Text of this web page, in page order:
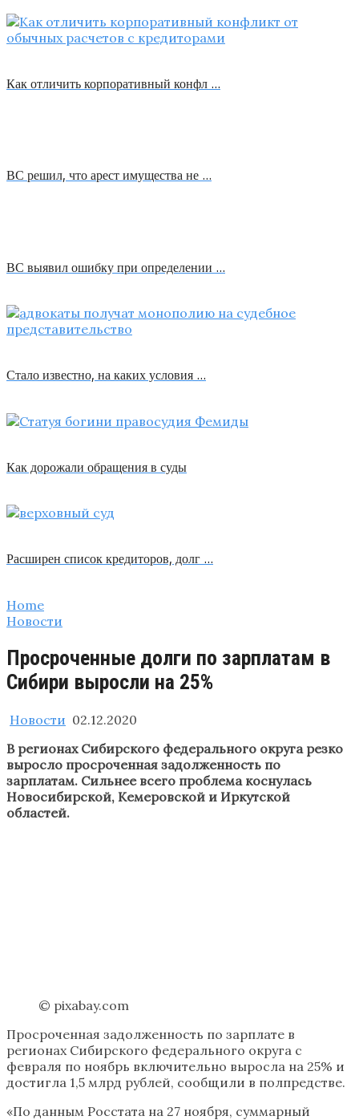
Как отличить корпоративный конфл …
ВС решил, что арест имущества не …
ВС выявил ошибку при определении …
Стало известно, на каких условия …
Как дорожали обращения в суды
Расширен список кредиторов, долг …
Home
Новости
Просроченные долги по зарплатам в
Сибири выросли на 25%
Новости 02.12.2020
В регионах Сибирского федерального округа резко
выросло просроченная задолженность по
зарплатам. Сильнее всего проблема коснулась
Новосибирской, Кемеровской и Иркутской
областей.
© pixabay.com
Просроченная задолженность по зарплате в
регионах Сибирского федерального округа с
февраля по ноябрь включительно выросла на 25% и
достигла 1,5 млрд рублей, сообщили в полпредстве.
«По данным Росстата на 27 ноября, суммарный